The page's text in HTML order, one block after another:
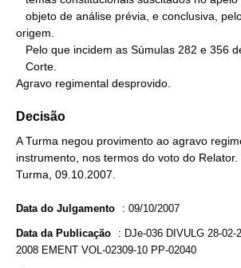
origem.
Agravo regimental desprovido.
Decisão
A Turma negou provimento ao agravo
instrumento, nos termos do voto do Relator.
Turma, 09.10.2007.
Data do Julgamento : 09/10/2007
Data da Publicação : DJe-036 DIVULG 28-
2008 EMENT VOL-02309-10 PP-02040